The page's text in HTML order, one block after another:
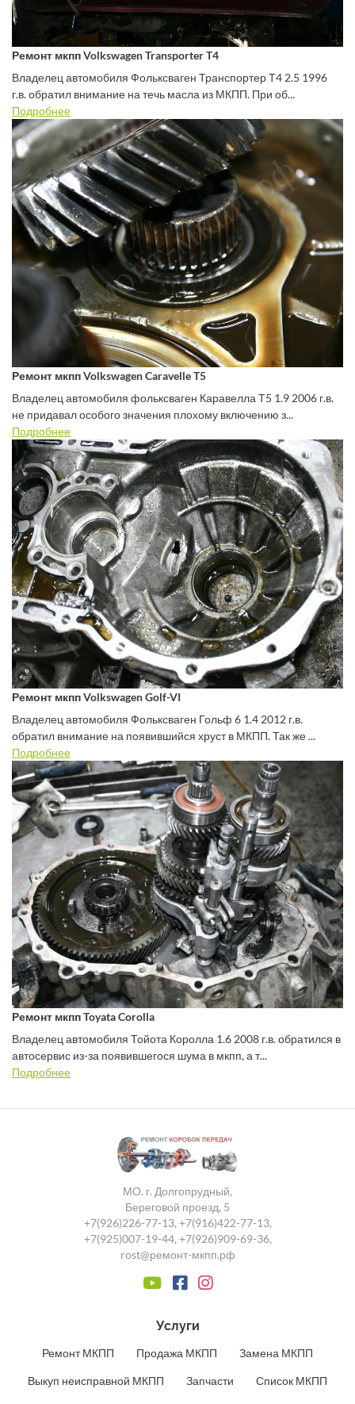
Ремонт мкпп Volkswagen Transporter T4
Владелец автомобиля Фольксваген Транспортер Т4 2.5 1996
г.в. обратил внимание на течь масла из МКПП. При об...
Подробнее
Ремонт мкпп Volkswagen Caravelle T5
Владелец автомобиля фольксваген Каравелла Т5 1.9 2006 г.в.
не придавал особого значения плохому включению з...
Подробнее
Ремонт мкпп Volkswagen Golf-VI
Владелец автомобиля Фольксваген Гольф 6 1.4 2012 г.в.
обратил внимание на появившийся хруст в МКПП. Так же ...
Подробнее
Ремонт мкпп Toyata Corolla
Владелец автомобиля Тойота Королла 1.6 2008 г.в. обратился в
автосервис из-за появившегося шума в мкпп, а т...
Подробнее
МО. г. Долгопрудный,
Береговой проезд, 5
+7(926)226-77-13, +7(916)422-77-13,
+7(925)007-19-44, +7(926)909-69-36,
rost@ремонт-мкпп.рф
Услуги
Ремонт МКПП Продажа МКПП Замена МКПП
Выкуп неисправной МКПП Запчасти Список МКПП